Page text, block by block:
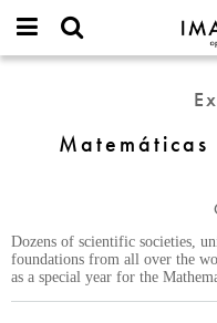
IMAGINARY
open
username
Solicitar
Planeta
Dozens of scientific societies,
foundations from all over the
as a special year for the